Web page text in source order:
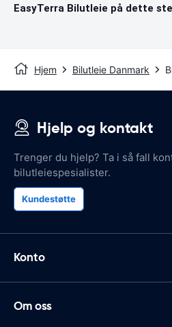
EasyTerra Bilutleie på dette
Hjem Bilutleie Danmark
Hjelp og kontakt
Trenger du hjelp? Ta i så fall
bilutleiespesialister.
Kundestøtte
Konto
Om oss